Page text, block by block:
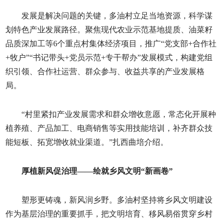
发展是解决问题的关键，多油村立足当地资源，科学谋
划特色产业发展路径。聚焦现代农业示范基地提质、油菜籽
品质深加工等6个重点村集体经济项目，推广“党支部+合作社
+牧户”“书记带头+党员示范+专干帮办”发展模式，构建党组
织引领、合作社运营、群众参与、收益共享的产业发展格
局。
“村里紧扣产业发展需求和群众增收意愿，常态化开展种
植养殖、产品加工、电商销售等实用技能培训，补齐群众技
能短板、拓宽增收就业渠道。”扎西曲培介绍。
厚植新风促治理——绘就乡风文明“新画卷”
塑形更铸魂，新风润乡野。多油村坚持将乡风文明建设
作为基层治理的重要抓手，把文明培育、移风易俗贯穿乡村